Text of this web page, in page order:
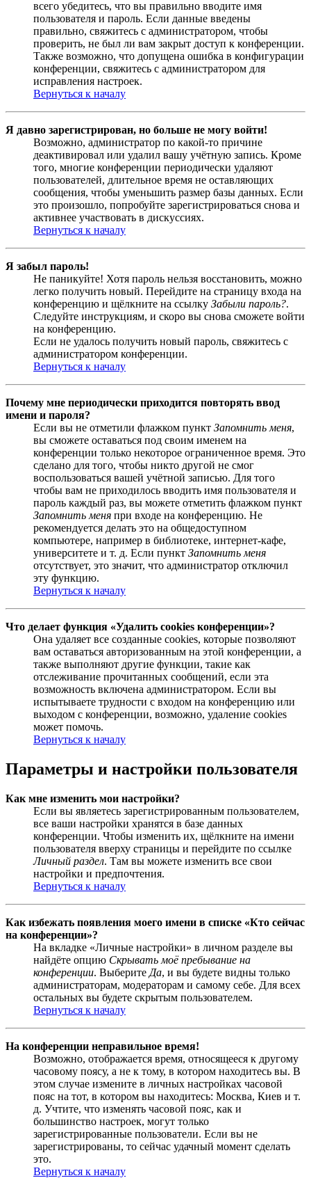
всего убедитесь, что вы правильно вводите имя
пользователя и пароль. Если данные введены
правильно, свяжитесь с администратором, чтобы
проверить, не был ли вам закрыт доступ к конференции.
Также возможно, что допущена ошибка в конфигурации
конференции, свяжитесь с администратором для
исправления настроек.
Вернуться к началу
Я давно зарегистрирован, но больше не могу войти!
Возможно, администратор по какой-то причине
деактивировал или удалил вашу учётную запись. Кроме
того, многие конференции периодически удаляют
пользователей, длительное время не оставляющих
сообщения, чтобы уменьшить размер базы данных. Если
это произошло, попробуйте зарегистрироваться снова и
активнее участвовать в дискуссиях.
Вернуться к началу
Я забыл пароль!
Не паникуйте! Хотя пароль нельзя восстановить, можно
легко получить новый. Перейдите на страницу входа на
конференцию и щёлкните на ссылку Забыли пароль?.
Следуйте инструкциям, и скоро вы снова сможете войти
на конференцию.
Если не удалось получить новый пароль, свяжитесь с
администратором конференции.
Вернуться к началу
Почему мне периодически приходится повторять ввод
имени и пароля?
Если вы не отметили флажком пункт Запомнить меня,
вы сможете оставаться под своим именем на
конференции только некоторое ограниченное время. Это
сделано для того, чтобы никто другой не смог
воспользоваться вашей учётной записью. Для того
чтобы вам не приходилось вводить имя пользователя и
пароль каждый раз, вы можете отметить флажком пункт
Запомнить меня при входе на конференцию. Не
рекомендуется делать это на общедоступном
компьютере, например в библиотеке, интернет-кафе,
университете и т. д. Если пункт Запомнить меня
отсутствует, это значит, что администратор отключил
эту функцию.
Вернуться к началу
Что делает функция «Удалить cookies конференции»?
Она удаляет все созданные cookies, которые позволяют
вам оставаться авторизованным на этой конференции, а
также выполняют другие функции, такие как
отслеживание прочитанных сообщений, если эта
возможность включена администратором. Если вы
испытываете трудности с входом на конференцию или
выходом с конференции, возможно, удаление cookies
может помочь.
Вернуться к началу
Параметры и настройки пользователя
Как мне изменить мои настройки?
Если вы являетесь зарегистрированным пользователем,
все ваши настройки хранятся в базе данных
конференции. Чтобы изменить их, щёлкните на имени
пользователя вверху страницы и перейдите по ссылке
Личный раздел. Там вы можете изменить все свои
настройки и предпочтения.
Вернуться к началу
Как избежать появления моего имени в списке «Кто сейчас
на конференции»?
На вкладке «Личные настройки» в личном разделе вы
найдёте опцию Скрывать моё пребывание на
конференции. Выберите Да, и вы будете видны только
администраторам, модераторам и самому себе. Для всех
остальных вы будете скрытым пользователем.
Вернуться к началу
На конференции неправильное время!
Возможно, отображается время, относящееся к другому
часовому поясу, а не к тому, в котором находитесь вы. В
этом случае измените в личных настройках часовой
пояс на тот, в котором вы находитесь: Москва, Киев и т.
д. Учтите, что изменять часовой пояс, как и
большинство настроек, могут только
зарегистрированные пользователи. Если вы не
зарегистрированы, то сейчас удачный момент сделать
это.
Вернуться к началу